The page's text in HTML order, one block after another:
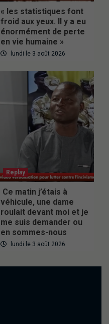
« les statistiques font
froid aux yeux. Il y a eu
énormément de perte
en vie humaine »
lundi le 3 août 2026
Replay
Ce matin j’étais à
véhicule, une dame
roulait devant moi et je
me suis demander ou
en sommes-nous
lundi le 3 août 2026